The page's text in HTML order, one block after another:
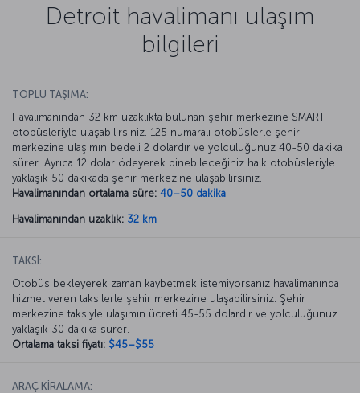
Detroit havalimanı ulaşım
bilgileri
TOPLU TAŞIMA:
Havalimanından 32 km uzaklıkta bulunan şehir merkezine SMART
otobüsleriyle ulaşabilirsiniz. 125 numaralı otobüslerle şehir
merkezine ulaşımın bedeli 2 dolardır ve yolculuğunuz 40-50 dakika
sürer. Ayrıca 12 dolar ödeyerek binebileceğiniz halk otobüsleriyle
yaklaşık 50 dakikada şehir merkezine ulaşabilirsiniz.
Havalimanından ortalama süre: 40–50 dakika
Havalimanından uzaklık: 32 km
TAKSİ:
Otobüs bekleyerek zaman kaybetmek istemiyorsanız havalimanında
hizmet veren taksilerle şehir merkezine ulaşabilirsiniz. Şehir
merkezine taksiyle ulaşımın ücreti 45-55 dolardır ve yolculuğunuz
yaklaşık 30 dakika sürer.
Ortalama taksi fiyatı: $45–$55
ARAÇ KİRALAMA: